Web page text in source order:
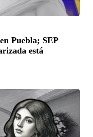
Puebla; SEP
está